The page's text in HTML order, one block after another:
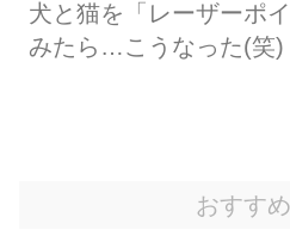
犬と猫を「レーザーポ
みたら…こうなった(笑)
おすす